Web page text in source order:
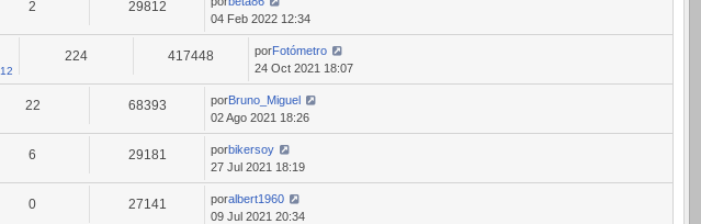
2 29812
04 Feb 2022 12:34
12
224 417448 porFotómetro
24 Oct 2021 18:07
22 68393 porBruno_Miguel
02 Ago 2021 18:26
6 29181 porbikersoy
27 Jul 2021 18:19
0 27141 poralbert1960
09 Jul 2021 20:34